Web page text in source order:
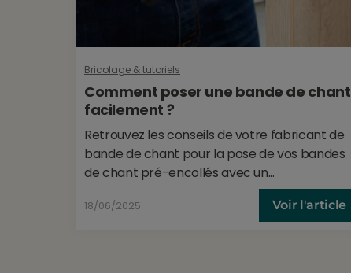
Bricolage & tutoriels
Comment poser une bande de chant
facilement ?
Retrouvez les conseils de votre fabricant de
bande de chant pour la pose de vos bandes
de chant pré-encollés avec un...
18/06/2025 Voir l'article